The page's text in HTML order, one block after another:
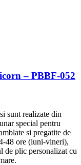
– PBBF-052
sunt realizate din
special pentru
si pregatite de
48 ore (luni-vineri),
de plic personalizat cu